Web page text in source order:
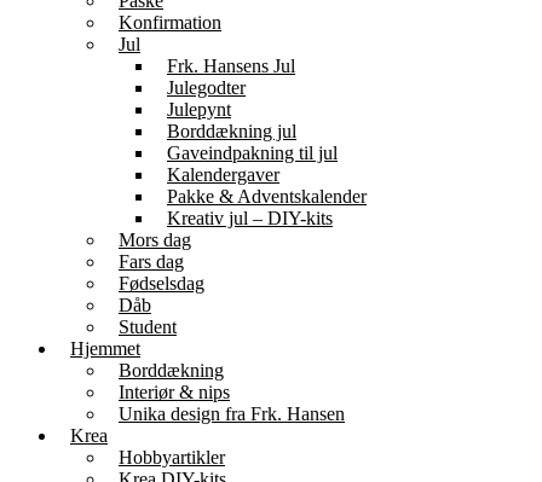
Konfirmation
Jul
Frk. Hansens Jul
Julegodter
Julepynt
Borddækning jul
Gaveindpakning til jul
Kalendergaver
Pakke & Adventskalender
Kreativ jul – DIY-kits
Mors dag
Fars dag
Fødselsdag
Dåb
Student
Hjemmet
Borddækning
Interiør & nips
Unika design fra Frk. Hansen
Krea
Hobbyartikler